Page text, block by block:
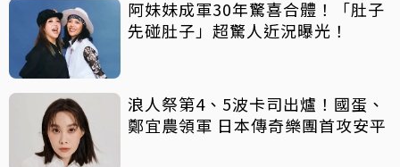
阿妹妹成軍30年驚喜合體！「肚子
先碰肚子」超驚人近況曝光！
浪人祭第4、5波卡司出爐！國蛋、
鄭宜農領軍 日本傳奇樂團首攻安平